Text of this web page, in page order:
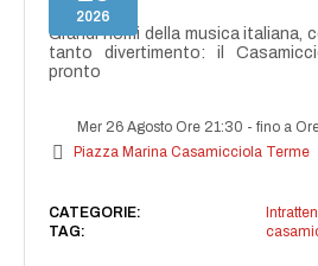
2026
BELLINI
Grandi nomi della musica italiana,
tanto divertimento: il
pronto
Mer 26 Agosto Ore 21:30 -fino a
Piazza Marina Casamicciola Terme
CATEGORIE:
TAG: